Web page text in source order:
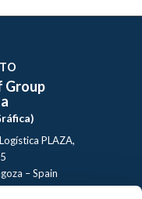
Group
PLAZA,
– Spain